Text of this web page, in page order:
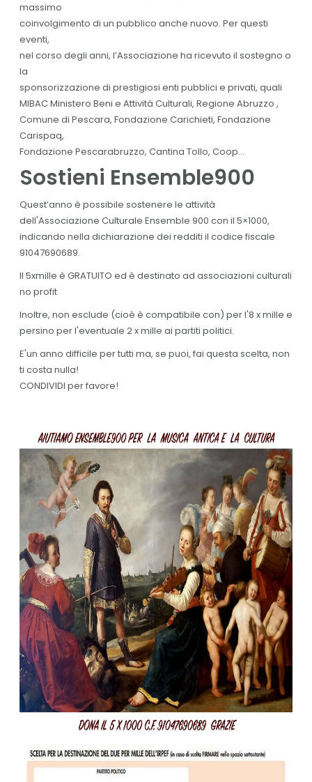
massimo
coinvolgimento di un pubblico anche nuovo. Per questi
eventi,
nel corso degli anni, l’Associazione ha ricevuto il sostegno o
la
sponsorizzazione di prestigiosi enti pubblici e privati, quali
MIBAC Ministero Beni e Attività Culturali, Regione Abruzzo ,
Comune di Pescara, Fondazione Carichieti, Fondazione
Carispaq,
Fondazione Pescarabruzzo, Cantina Tollo, Coop...
Sostieni Ensemble900
Quest’anno è possibile sostenere le attività
dell'Associazione Culturale Ensemble 900 con il 5×1000,
indicando nella dichiarazione dei redditi il codice fiscale
91047690689.
Il 5xmille è GRATUITO ed è destinato ad associazioni culturali
no profit
Inoltre, non esclude (cioè è compatibile con) per l'8 x mille e
persino per l'eventuale 2 x mille ai partiti politici.
E'un anno difficile per tutti ma, se puoi, fai questa scelta, non
ti costa nulla!
CONDIVIDI per favore!